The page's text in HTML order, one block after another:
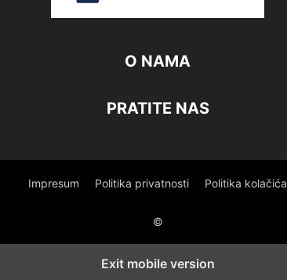
O NAMA
PRATITE NAS
Impresum Politika privatnosti Politika kolačića
©
Exit mobile version